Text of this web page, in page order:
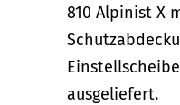
810 Alpinist X
ausgeliefert.